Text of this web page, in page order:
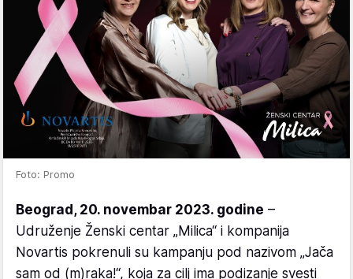
Foto: Promo
Beograd, 20. novembar 2023. godine –
Udruženje Ženski centar „Milica“ i kompanija
Novartis pokrenuli su kampanju pod nazivom „Jača
sam od (m)raka!“, koja za cilj ima podizanje svesti